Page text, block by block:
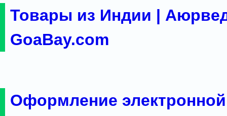
Товары из Индии |
GoaBay.com
Оформление электронной